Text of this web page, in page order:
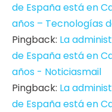
de España está en
años – Tecnologías
Pingback: La
de España está en
años - Noticiasmail
Pingback: La
de España está en